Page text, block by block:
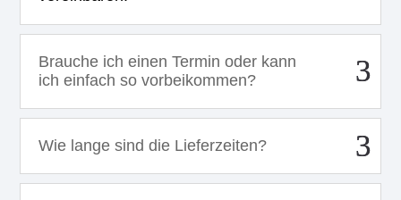
Brauche ich einen Termin oder kann
ich einfach so vorbeikommen?
Wie lange sind die Lieferzeiten?